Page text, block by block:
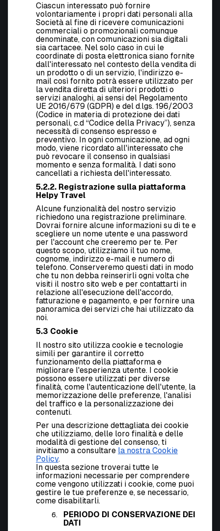
Ciascun interessato può fornire
volontariamente i propri dati personali alla
Società al fine di ricevere comunicazioni
commerciali o promozionali comunque
denominate, con comunicazioni sia digitali
sia cartacee. Nel solo caso in cui le
coordinate di posta elettronica siano fornite
dall'interessato nel contesto della vendita di
un prodotto o di un servizio, l'indirizzo e-
mail così fornito potrà essere utilizzato per
la vendita diretta di ulteriori prodotti o
servizi analoghi, ai sensi del Regolamento
UE 2016/679 (GDPR) e del d.lgs. 196/2003
(Codice in materia di protezione dei dati
personali, c.d “Codice della Privacy”), senza
necessità di consenso espresso e
preventivo. In ogni comunicazione, ad ogni
modo, viene ricordato all'interessato che
può revocare il consenso in qualsiasi
momento e senza formalità. I dati sono
cancellati a richiesta dell'interessato.
5.2.2. Registrazione sulla piattaforma
Helpy Travel
Alcune funzionalità del nostro servizio
richiedono una registrazione preliminare.
Dovrai fornire alcune informazioni su di te e
scegliere un nome utente e una password
per l'account che creeremo per te. Per
questo scopo, utilizziamo il tuo nome,
cognome, indirizzo e-mail e numero di
telefono. Conserveremo questi dati in modo
che tu non debba reinserirli ogni volta che
visiti il nostro sito web e per contattarti in
relazione all'esecuzione dell'accordo,
fatturazione e pagamento, e per fornire una
panoramica dei servizi che hai utilizzato da
noi.
5.3 Cookie
Il nostro sito utilizza cookie e tecnologie
simili per garantire il corretto
funzionamento della piattaforma e
migliorare l'esperienza utente. I cookie
possono essere utilizzati per diverse
finalità, come l'autenticazione dell'utente, la
memorizzazione delle preferenze, l'analisi
del traffico e la personalizzazione dei
contenuti.
Per una descrizione dettagliata dei cookie
che utilizziamo, delle loro finalità e delle
modalità di gestione del consenso, ti
invitiamo a consultare la nostra Cookie
Policy.
In questa sezione troverai tutte le
informazioni necessarie per comprendere
come vengono utilizzati i cookie, come puoi
gestire le tue preferenze e, se necessario,
come disabilitarli.
PERIODO DI CONSERVAZIONE DEI
DATI